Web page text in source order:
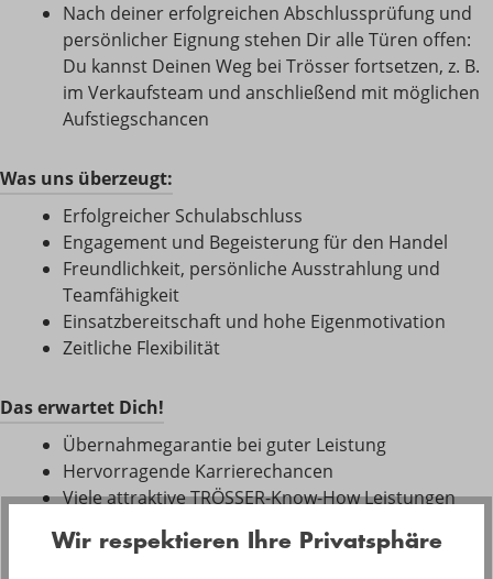
Nach deiner erfolgreichen Abschlussprüfung und
persönlicher Eignung stehen Dir alle Türen offen:
Du kannst Deinen Weg bei Trösser fortsetzen, z. B.
im Verkaufsteam und anschließend mit möglichen
Aufstiegschancen
Was uns überzeugt:
Erfolgreicher Schulabschluss
Engagement und Begeisterung für den Handel
Freundlichkeit, persönliche Ausstrahlung und
Teamfähigkeit
Einsatzbereitschaft und hohe Eigenmotivation
Zeitliche Flexibilität
Das erwartet Dich!
Übernahmegarantie bei guter Leistung
Hervorragende Karrierechancen
Viele attraktive TRÖSSER-Know-How Leistungen
Überdurchschnittliches Ausbildungsgehalt
Getränke Flat und Azubi-Ticket
Wir respektieren Ihre Privatsphäre